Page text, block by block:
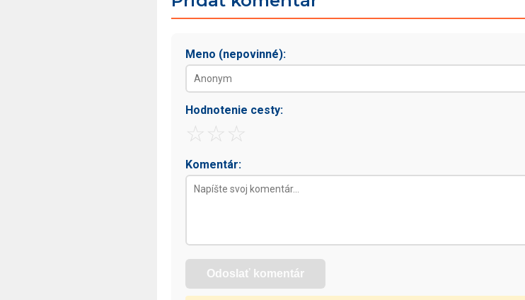
Meno (nepovinné):
Hodnotenie cesty:
☆ ☆ ☆
Komentár:
Odoslať komentár